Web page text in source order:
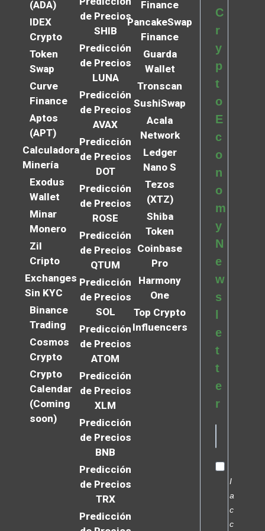
(ADA)
IDEX
Crypto
Token
Swap
Curve
Finance
Aptos
(APT)
Calculadora
Minería
Exodus
Wallet
Minar
Monero
Zil
Cripto
Exchanges
Sin KYC
Binance
Trading
Cosmos
Crypto
Crypto
Calendar
(Coming
soon)
de Precios
SHIB
Predicción
de Precios
LUNA
Predicción
de Precios
AVAX
Predicción
de Precios
DOT
Predicción
de Precios
ROSE
Predicción
de Precios
QTUM
Predicción
de Precios
SOL
Predicción
de Precios
ATOM
Predicción
de Precios
XLM
Predicción
de Precios
BNB
Predicción
de Precios
TRX
Predicción
Finance
PancakeSwap
Finance
Guarda
Wallet
Tronscan
SushiSwap
Acala
Network
Ledger
Nano S
Tezos
(XTZ)
Shiba
Token
Coinbase
Pro
Harmony
One
Top Crypto
Influencers
C
r
y
p
t
o
E
c
o
n
o
m
y
N
e
w
s
l
e
t
t
e
r
I
a
c
c